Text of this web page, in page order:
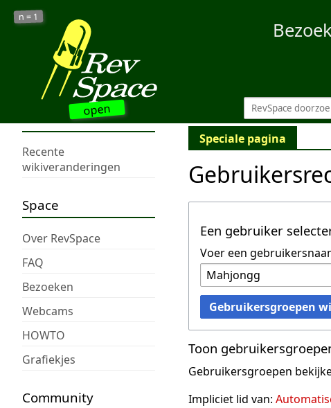
open
n = 1
Recente
wikiveranderingen
Space
Over RevSpace
FAQ
Bezoeken
Webcams
HOWTO
Grafiekjes
Community
Speciale pagina
Een gebruiker
Voer een
Gebruikersgroepen
Toon
Gebruikersgroepen
Impliciet lid van: